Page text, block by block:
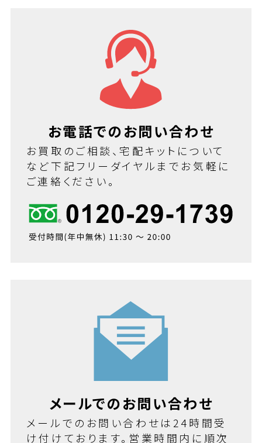
お電話でのお問い合わせ
お買取のご相談、宅配キットについて
など下記フリーダイヤルまでお気軽に
ご連絡ください。
メールでのお問い合わせ
メールでのお問い合わせは24時間受
け付けております。営業時間内に順次